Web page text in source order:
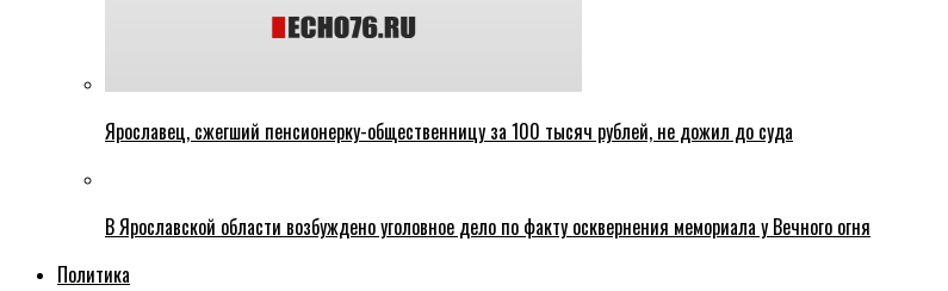
Ярославец, сжегший пенсионерку-общественницу за 100 тысяч рублей, не дожил до суда
В Ярославской области возбуждено уголовное дело по факту осквернения мемориала у Вечного огня
Политика